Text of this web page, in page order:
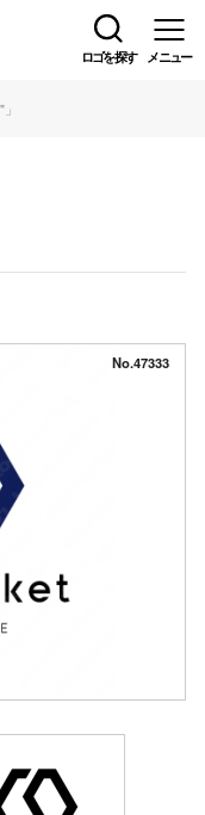
ロゴを探す メニュー
No.47333